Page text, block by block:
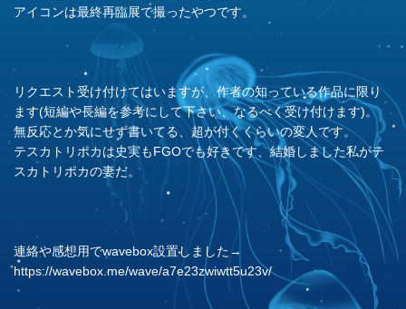
アイコンは最終再臨展で撮ったやつです。
リクエスト受け付けてはいますが、作者の知っている作品に限り
ます(短編や長編を参考にして下さい、なるべく受け付けます)。
無反応とか気にせず書いてる、超が付くくらいの変人です。
テスカトリポカは史実もFGOでも好きです、結婚しました私がテ
スカトリポカの妻だ。
連絡や感想用でwavebox設置しました→
https://wavebox.me/wave/a7e23zwiwtt5u23v/